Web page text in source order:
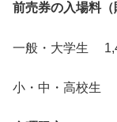
前売券の入場料（
一般・大学生
小・中・高校生